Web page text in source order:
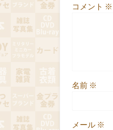
コメント ※
名前 ※
メール ※